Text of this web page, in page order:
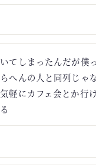
てしまったんだが僕
へんの人と同列じゃな
軽にカフェ会とか行